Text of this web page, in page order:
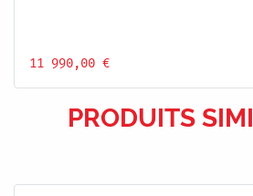
11 990,00 €
PRODUITS